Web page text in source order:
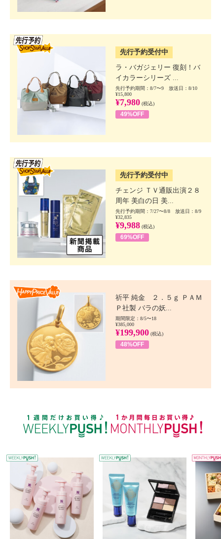
先行予約受付中
ラ・バガジェリー 復刻！バ
イカラーシリーズ ...
先行予約期間：8/7〜9 放送日：8/10
¥15,800
¥7,980 (税込)
49%OFF
先行予約受付中
チェンジ ＴＶ通販出演２８
周年 美白の日 美...
先行予約期間：7/27〜8/8 放送日：8/9
¥32,835
¥9,988 (税込)
69%OFF
祈平 純金 ２．５ｇ ＰＡＭ
Ｐ社製 バラの妖...
期間限定：8/5〜18
¥385,000
¥199,900 (税込)
48%OFF
WEEKLY PUSH